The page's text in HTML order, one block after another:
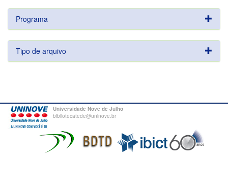
Programa
Tipo de arquivo
Universidade Nove de Julho
bibliotecatede@uninove.br